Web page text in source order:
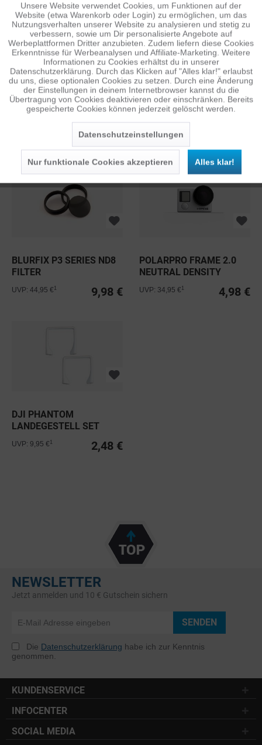
GIMBAL STRAP
GOPRO RED HERO1+2
0,98 €
POLARPRO DJI
GRADUATED FILTER SET
UVP: 59,95 €1
BLURFIX P3 SERIES ND8
FILTER
9,98 €
UVP: 44,95 €
POLARPRO FRAME 2.0
NEUTRAL DENSITY
4,98 €
UVP: 34,95 €
DJI PHANTOM
LANDEGESTELL SET
PHANTOM 1
2,48 €
UVP: 9,95 €
NEWSLETTER
Jetzt anmelden und 10 € Gutschein sichern
SENDEN
Die Datenschutzerklärung habe ich zur Kenntnis
genommen.
KUNDENSERVICE
INFOCENTER
SOCIAL MEDIA
Funktionale Aktiv
Tracking Inaktiv
Personalisierung Inaktiv
Service Inaktiv
Unsere Website verwendet Cookies, um Funktionen auf der
Website (etwa Warenkorb oder Login) zu ermöglichen, um das
Nutzungsverhalten unserer Website zu analysieren und stetig zu
verbessern, sowie um Dir personalisierte Angebote auf
Werbeplattformen Dritter anzubieten. Zudem liefern diese Cookies
Erkenntnisse für Werbeanalysen und Affiliate-Marketing. Weitere
Informationen zu Cookies erhältst du in unserer
Datenschutzerklärung. Durch das Klicken auf "Alles klar!" erlaubst
du uns, diese optionalen Cookies zu setzen. Durch eine Änderung
der Einstellungen in deinem Internetbrowser kannst du die
Übertragung von Cookies deaktivieren oder einschränken. Bereits
gespeicherte Cookies können jederzeit gelöscht werden.
Datenschutzeinstellungen
Nur funktionale Cookies akzeptieren Alles klar!